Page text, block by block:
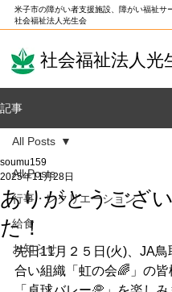
米子市の障がい者支援施設、障がい福祉サ
社会福祉法人光生会
社会福祉法人光
記事
All Posts
行事・レクリエーション
給食
お知らせ
All Posts
ありがとうござ
た！
soumu159
2025年11月28日
先日11月２５日(火)、JA鳥
合い組織「虹の会🌈」の皆